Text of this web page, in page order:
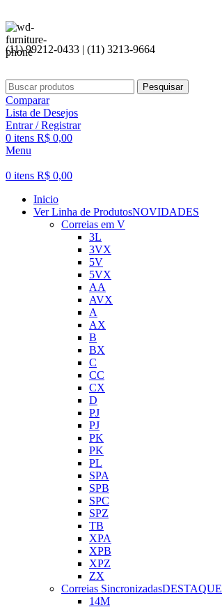
(11) 99212-0433 | (11) 3213-9664
Pesquisar
Comparar
Lista de Desejos
Entrar / Registrar
0 itens R$ 0,00
Menu
0 itens R$ 0,00
Inicio
Ver Linha de ProdutosNOVIDADES
Correias em V
3L
3VX
5V
5VX
AA
AVX
A
AX
B
BX
C
CC
CX
D
PJ
PJ
PK
PK
PL
SPA
SPB
SPC
SPZ
TB
XPA
XPB
XPZ
ZX
Correias SincronizadasDESTAQUE
14M